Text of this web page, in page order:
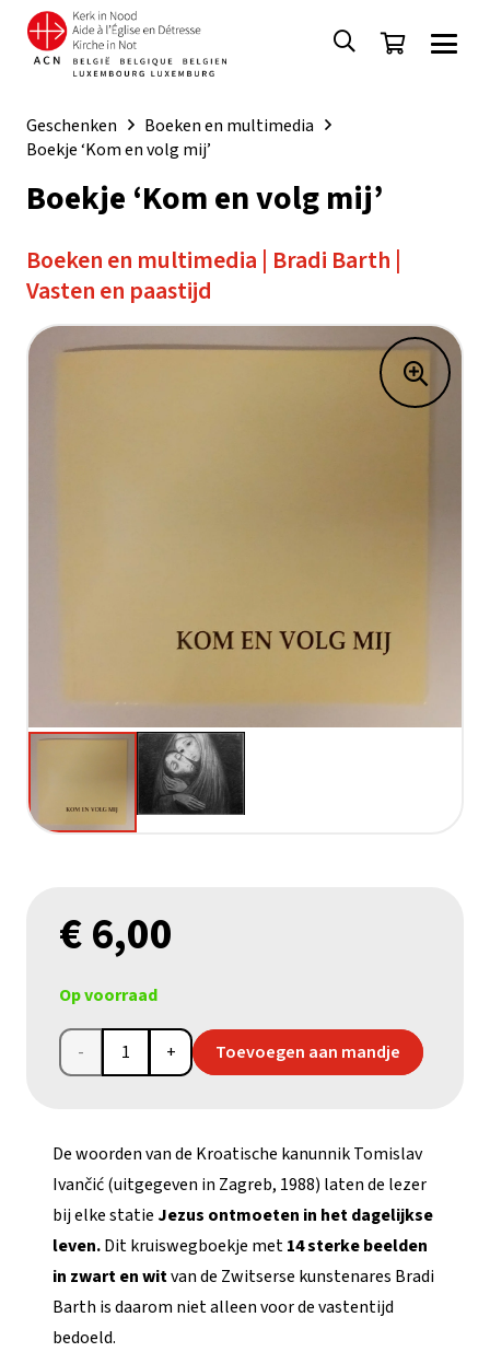
Geschenken
Boeken en multimedia
Boekje ‘Kom en volg mij’
Boekje ‘Kom en volg mij’
Boeken en multimedia | Bradi Barth |
Vasten en paastijd
€6,00
Op voorraad
Boekje
volg
mij'
aantal
Toevoegen aan mandje
De woorden van de Kroatische kanunnik Tomislav
Ivančić (uitgegeven in Zagreb, 1988) laten de lezer
bij elke statieJezus ontmoeten in het dagelijkse
leven.Dit kruiswegboekje met14 sterke beelden
in zwart en witvan de Zwitserse kunstenares Bradi
Barth is daarom niet alleen voor de vastentijd
bedoeld.